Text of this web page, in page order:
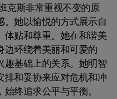
克斯非常重视不变的原
她以愉悦的方式展示自
体贴和尊重。她在和谐美
边环绕着美丽和可爱的
基础上的关系。她明智
排和妥协来应对危机和冲
终追求公平与平衡。